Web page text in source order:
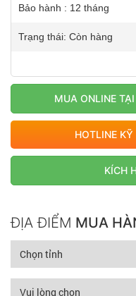
Bảo hành : 12 tháng
Trạng thái: Còn hàng
MUA ONLINE
HOTLINE
KÍCH
ĐỊA ĐIỂM MUA